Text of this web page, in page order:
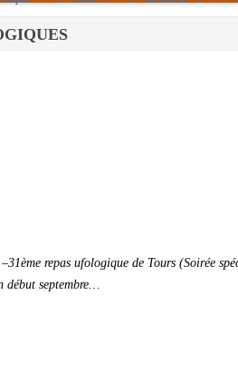
–31ème repas ufologique de Tours (Soirée
début septembre…